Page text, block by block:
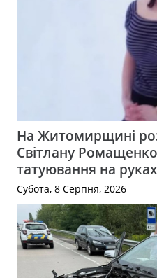
На Житомирщині
Світлану
татуювання на руках
Субота, 8 Серпня, 2026